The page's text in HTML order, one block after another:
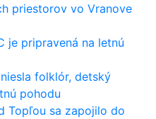
priestorov vo Vranove
je pripravená na letnú
folklór, detský
pohodu
Topľou sa zapojilo do